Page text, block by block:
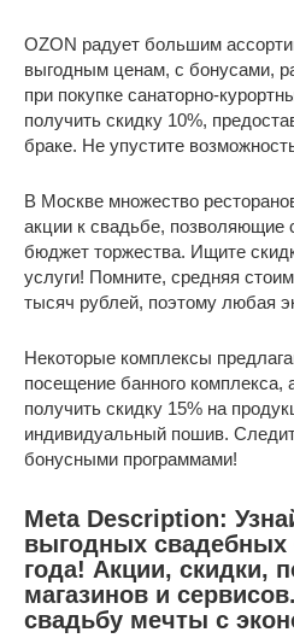
OZON радует большим
выгодным ценам, с бонусами,
при покупке санаторно-
получить скидку 10%,
браке. Не упустите
В Москве множество
акции к свадьбе, позволяющие
бюджет торжества. Ищите
услуги! Помните, средняя
тысяч рублей, поэтому любая
Некоторые комплексы
посещение банного комплекса,
получить скидку 15% на
индивидуальный пошив.
бонусными программами!
Meta Description:
выгодных свадебных
года! Акции, скидки,
магазинов и
свадьбу мечты с